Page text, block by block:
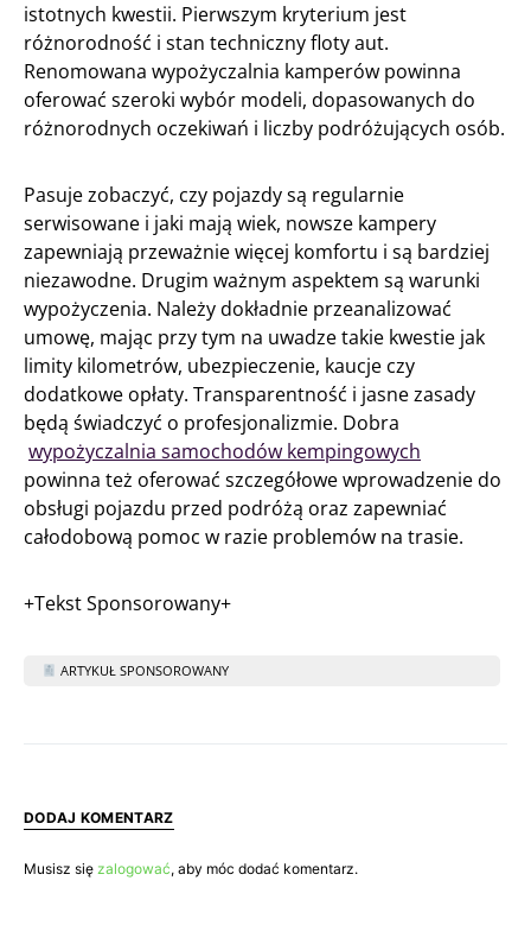
istotnych kwestii. Pierwszym kryterium jest
różnorodność i stan techniczny floty aut.
Renomowana wypożyczalnia kamperów powinna
oferować szeroki wybór modeli, dopasowanych do
różnorodnych oczekiwań i liczby podróżujących osób.
Pasuje zobaczyć, czy pojazdy są regularnie
serwisowane i jaki mają wiek, nowsze kampery
zapewniają przeważnie więcej komfortu i są bardziej
niezawodne. Drugim ważnym aspektem są warunki
wypożyczenia. Należy dokładnie przeanalizować
umowę, mając przy tym na uwadze takie kwestie jak
limity kilometrów, ubezpieczenie, kaucje czy
dodatkowe opłaty. Transparentność i jasne zasady
będą świadczyć o profesjonalizmie. Dobra
wypożyczalnia samochodów kempingowych
powinna też oferować szczegółowe wprowadzenie do
obsługi pojazdu przed podróżą oraz zapewniać
całodobową pomoc w razie problemów na trasie.
+Tekst Sponsorowany+
ARTYKUŁ SPONSOROWANY
DODAJ KOMENTARZ
Musisz się zalogować, aby móc dodać komentarz.